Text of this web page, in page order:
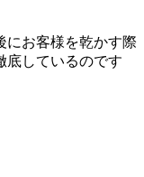
にお客様を乾かす際
底しているのです